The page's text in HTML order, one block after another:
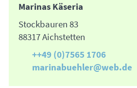
Marinas Käseria
Stockbauren 83
88317 Aichstetten
++49 (0)7565 1706
marinabuehler@web.de